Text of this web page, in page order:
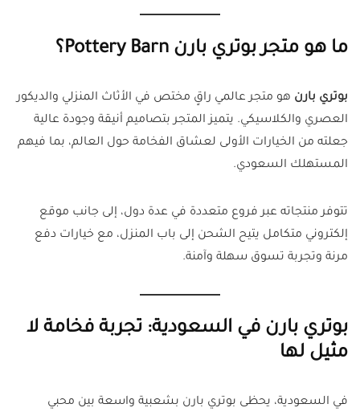
ما هو متجر بوتري بارن Pottery Barn؟
بوتري بارن هو متجر عالمي راقٍ مختص في الأثاث المنزلي والديكور
العصري والكلاسيكي. يتميز المتجر بتصاميم أنيقة وجودة عالية
جعلته من الخيارات الأولى لعشاق الفخامة حول العالم، بما فيهم
المستهلك السعودي.
تتوفر منتجاته عبر فروع متعددة في عدة دول، إلى جانب موقع
إلكتروني متكامل يتيح الشحن إلى باب المنزل، مع خيارات دفع
مرنة وتجربة تسوق سهلة وآمنة.
بوتري بارن في السعودية: تجربة فخامة لا
مثيل لها
في السعودية، يحظى بوتري بارن بشعبية واسعة بين محبي